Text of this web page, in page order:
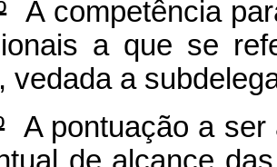
A competência
a que se
vedada a
A pontuação a ser